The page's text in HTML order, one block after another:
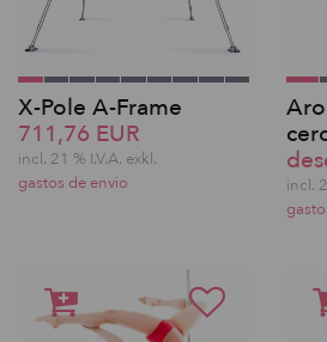
X-Pole A-Frame
711,76 EUR
incl. 21 % I.V.A. exkl.
gastos de envio
incl.